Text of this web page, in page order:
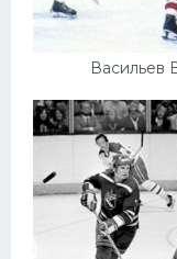
Васильев